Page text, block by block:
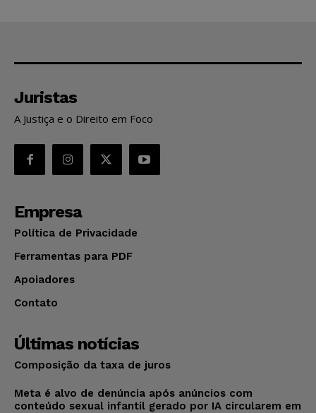
Juristas
A Justiça e o Direito em Foco
Empresa
Política de Privacidade
Ferramentas para PDF
Apoiadores
Contato
Últimas notícias
Composição da taxa de juros
Meta é alvo de denúncia após anúncios com
conteúdo sexual infantil gerado por IA circularem em